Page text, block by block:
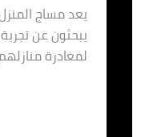
يعد مساج
يبحثون عن
لمغادرة